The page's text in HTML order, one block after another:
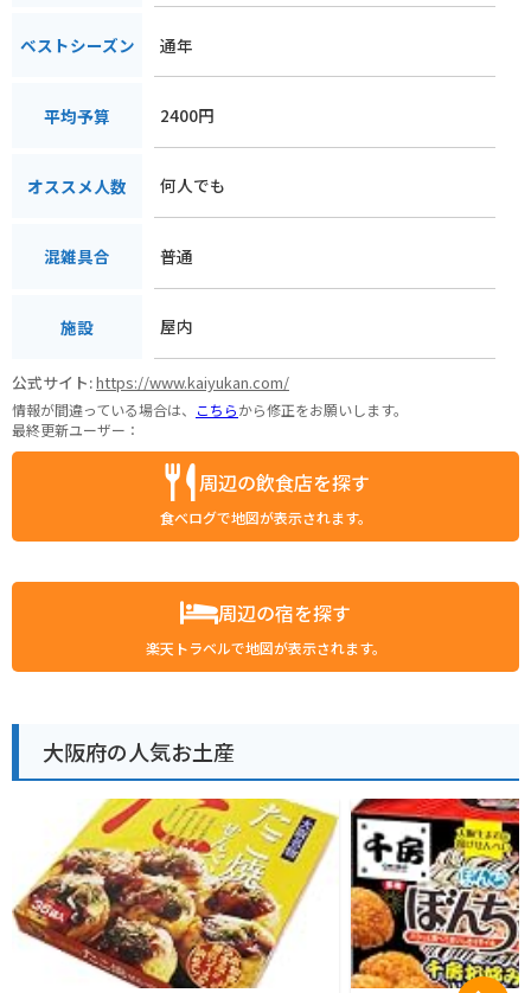
ベストシーズン 通年
平均予算 2400円
オススメ人数 何人でも
混雑具合 普通
施設 屋内
公式サイト:https://www.kaiyukan.com/
情報が間違っている場合は、 こちらから修正をお願いします。
最終更新ユーザー：
周辺の飲食店を探す
食べログで地図が表示されます。
周辺の宿を探す
楽天トラベルで地図が表示されます。
大阪府の人気お土産